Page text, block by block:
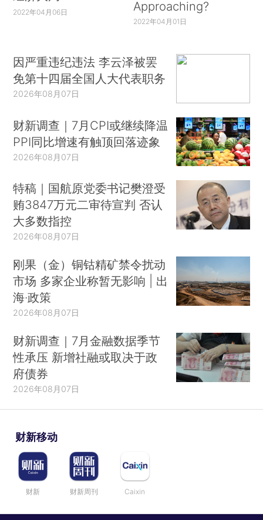
2022年04月06日
Approaching?
2022年04月01日
因严重违纪违法 李云泽被罢
免第十四届全国人大代表职务
2026年08月07日
财新调查｜7月CPI或继续降温
PPI同比增速有触顶回落迹象
2026年08月07日
特稿｜国航原党委书记樊澄受
贿3847万元二审待宣判 否认
大多数指控
2026年08月07日
刚果（金）铜钴精矿禁令扰动
市场 多家企业称暂无影响 | 出
海·政策
2026年08月07日
财新调查｜7月金融数据季节
性承压 新增社融或取决于政
府债券
2026年08月07日
财新移动
财新 财新周刊 Caixin